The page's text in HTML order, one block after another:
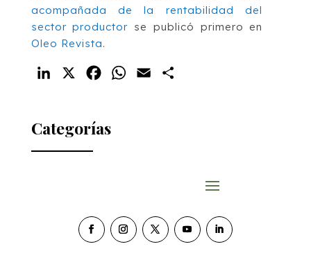
acompañada de la rentabilidad del
sector productor se publicó primero en
Oleo Revista.
LinkedIn FacebookWhatsApp
Email
Categorías